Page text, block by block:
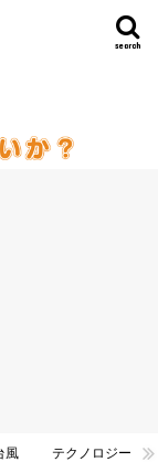
search
風 テクノロジー